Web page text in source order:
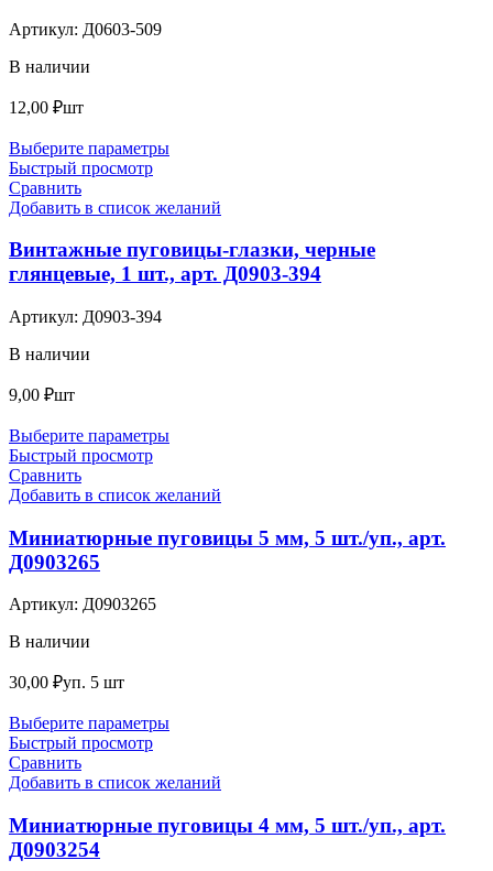
Артикул: Д0603-509
В наличии
12,00 ₽шт
Выберите параметры
Быстрый просмотр
Сравнить
Добавить в список желаний
Винтажные пуговицы-глазки, черные
глянцевые, 1 шт., арт. Д0903-394
Артикул: Д0903-394
В наличии
9,00 ₽шт
Выберите параметры
Быстрый просмотр
Сравнить
Добавить в список желаний
Миниатюрные пуговицы 5 мм, 5 шт./уп., арт.
Д0903265
Артикул: Д0903265
В наличии
30,00 ₽уп. 5 шт
Выберите параметры
Быстрый просмотр
Сравнить
Добавить в список желаний
Миниатюрные пуговицы 4 мм, 5 шт./уп., арт.
Д0903254